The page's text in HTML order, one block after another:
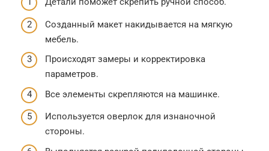
Созданный макет накидывается на мягкую
мебель.
Происходят замеры и корректировка
параметров.
Все элементы скрепляются на машинке.
Используется оверлок для изнаночной
стороны.